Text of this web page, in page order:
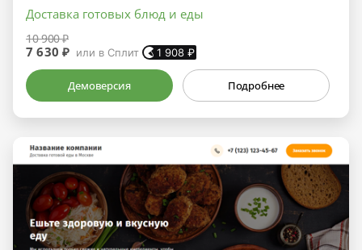
Доставка готовых блюд и еды
10 900 ₽
7 630 ₽ или в Сплит 1 908 ₽
Демоверсия Подробнее